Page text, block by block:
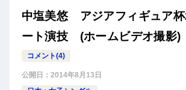
中塩美悠 アジアフィギュア
ート演技 (ホームビデオ撮影)
コメント(4)
公開日： 2014年8月13日